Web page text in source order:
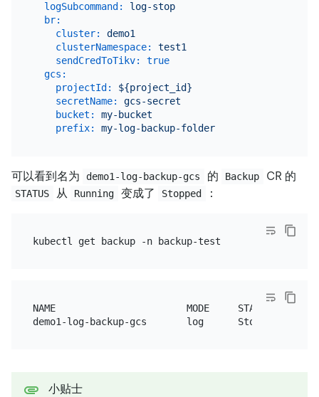
logSubcommand:
log-stop
br:
cluster:
demo1
clusterNamespace:
test1
sendCredToTikv:
true
gcs:
projectId:
${project_id}
secretName:
gcs-secret
bucket:
my-bucket
prefix:
my-log-backup-folder
可以看到名为 demo1-log-backup-gcs 的 Backup CR 的
STATUS 从 Running 变成了 Stopped ：
NAME                       MODE     STATUS    ....
小贴士